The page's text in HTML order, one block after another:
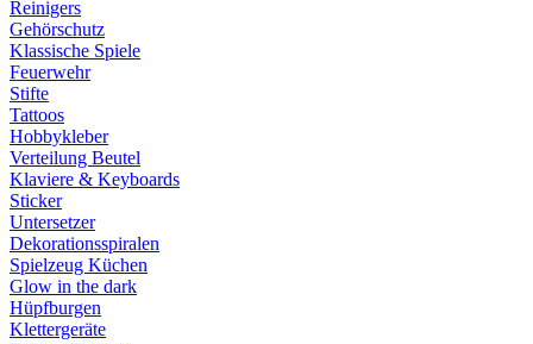
Reinigers
Gehörschutz
Klassische Spiele
Feuerwehr
Stifte
Tattoos
Hobbykleber
Verteilung Beutel
Klaviere & Keyboards
Sticker
Untersetzer
Dekorationsspiralen
Spielzeug Küchen
Glow in the dark
Hüpfburgen
Klettergeräte